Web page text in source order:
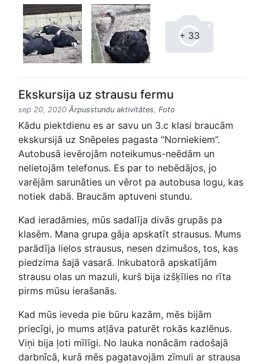
+ 33
Ekskursija uz strausu fermu
sep 20, 2020 Ārpusstundu aktivitātes, Foto
Kādu piektdienu es ar savu un 3.c klasi braucām
ekskursijā uz Snēpeles pagasta “Norniekiem”.
Autobusā ievērojām noteikumus-neēdām un
nelietojām telefonus. Es par to nebēdājos, jo
varējām sarunāties un vērot pa autobusa logu, kas
notiek dabā. Braucām aptuveni stundu.
Kad ieradāmies, mūs sadalīja divās grupās pa
klasēm. Mana grupa gāja apskatīt strausus. Mums
parādīja lielos strausus, nesen dzimušos, tos, kas
piedzima šajā vasarā. Inkubatorā apskatījām
strausu olas un mazuli, kurš bija izšķīlies no rīta
pirms mūsu ierašanās.
Kad mūs ieveda pie būru kazām, mēs bijām
priecīgi, jo mums atļāva paturēt rokās kazlēnus.
Viņi bija ļoti mīlīgi. No lauka nonācām radošajā
darbnīcā, kurā mēs pagatavojām zīmuli ar strausa